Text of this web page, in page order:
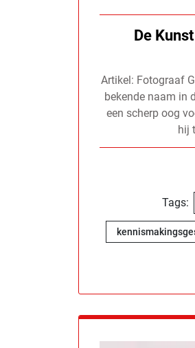
De
Artikel: Fotograaf
bekende naam in
een scherp oog
hij
Tags: